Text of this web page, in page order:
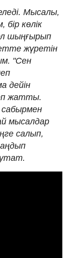
Мысалы,
көлік
шыңғырып
жүретін
"Сен
дейін
жатты.
мысалдар
салып,